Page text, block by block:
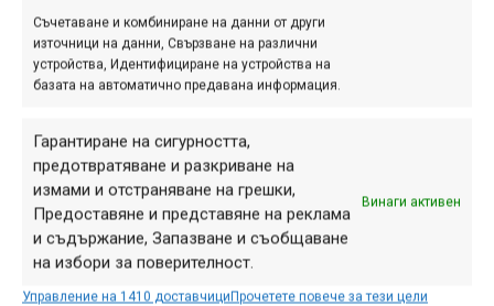
Съчетаване и комбиниране на данни от други
източници на данни, Свързване на различни
устройства, Идентифициране на устройства на
базата на автоматично предавана информация.
Гарантиране на сигурността,
предотвратяване и разкриване на
измами и отстраняване на грешки,
Предоставяне и представяне на реклама
и съдържание, Запазване и съобщаване
на избори за поверителност.
Винаги активен
Управление на 1410 доставчициПрочетете повече за тези цели
ползват 10% отстъпка чрез
въвеждането на специален код.
Архив